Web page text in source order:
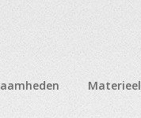
Materieel